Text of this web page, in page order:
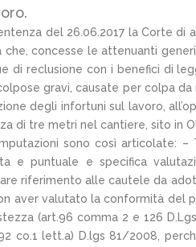
del 26.06.2017 la Corte
che, concesse le attenuanti
di reclusione con i benefici di
gravi, causate per colpa
degli infortuni sul lavoro,
di tre metri nel cantiere, sito in
sono così articolate:
e puntuale e specifica
riferimento alle cautele da
aver valutato la conformità del
(art.96 comma 2 e 126
co.1 lett.a) D.lgs 81/2008,